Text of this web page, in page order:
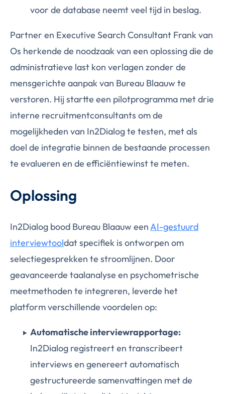
voor de database neemt veel tijd in beslag.
Partner en Executive Search Consultant Frank van
Os herkende de noodzaak van een oplossing die de
administratieve last kon verlagen zonder de
mensgerichte aanpak van Bureau Blaauw te
verstoren. Hij startte een pilotprogramma met drie
interne recruitmentconsultants om de
mogelijkheden van In2Dialog te testen, met als
doel de integratie binnen de bestaande processen
te evalueren en de efficiëntiewinst te meten.
Oplossing
In2Dialog bood Bureau Blaauw eenAI-gestuurd
interviewtooldat specifiek is ontworpen om
selectiegesprekken te stroomlijnen. Door
geavanceerde taalanalyse en psychometrische
meetmethoden te integreren, leverde het
platform verschillende voordelen op:
Automatische interviewrapportage:
In2Dialog registreert en transcribeert
interviews en genereert automatisch
gestructureerde samenvattingen met de